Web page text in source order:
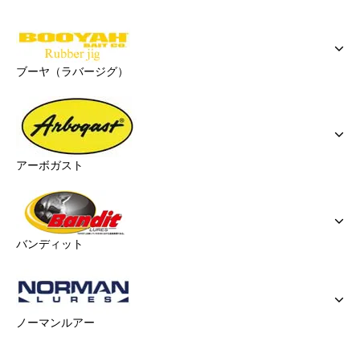
ブーヤ（ラバージグ）
アーボガスト
バンディット
ノーマンルアー